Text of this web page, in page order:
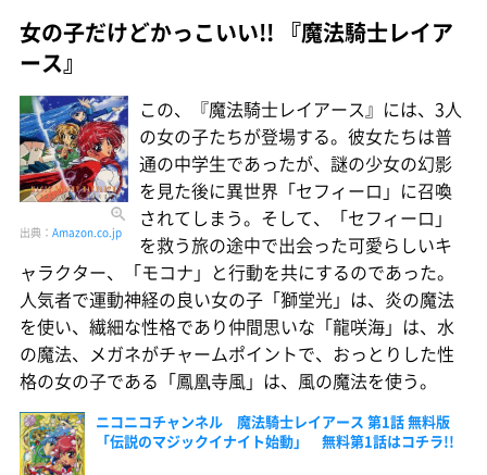
女の子だけどかっこいい!! 『魔法騎士レイア
ース』
出典： Amazon.co.jp
この、『魔法騎士レイアース』には、3人
の女の子たちが登場する。彼女たちは普
通の中学生であったが、謎の少女の幻影
を見た後に異世界「セフィーロ」に召喚
されてしまう。そして、「セフィーロ」
を救う旅の途中で出会った可愛らしいキ
ャラクター、「モコナ」と行動を共にするのであった。
人気者で運動神経の良い女の子「獅堂光」は、炎の魔法
を使い、繊細な性格であり仲間思いな「龍咲海」は、水
の魔法、メガネがチャームポイントで、おっとりした性
格の女の子である「鳳凰寺風」は、風の魔法を使う。
ニコニコチャンネル 魔法騎士レイアース 第1話 無料版
「伝説のマジックイナイト始動」 無料第1話はコチラ!!